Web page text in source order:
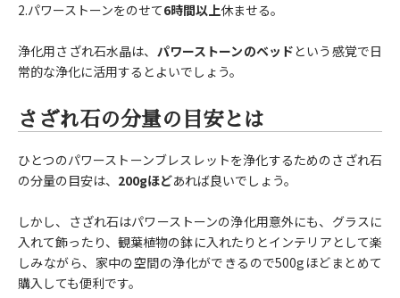
2.パワーストーンをのせて6時間以上休ませる。
浄化用さざれ石水晶は、 パワーストーンのベッドという感覚で日
常的な浄化に活用するとよいでしょう。
さざれ石の分量の目安とは
ひとつのパワーストーンブレスレットを浄化するためのさざれ石
の分量の目安は、 200gほどあれば良いでしょう。
しかし、さざれ石はパワーストーンの浄化用意外にも、グラスに
入れて飾ったり、観葉植物の鉢に入れたりとインテリアとして楽
しみながら、家中の空間の浄化ができるので500gほどまとめて
購入しても便利です。